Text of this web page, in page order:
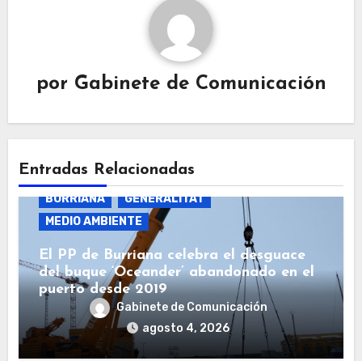
por Gabinete de Comunicación
Entradas Relacionadas
BURRIANA
GENERALITAT
MEDIO AMBIENTE
El PP de Burriana celebra el desguace
del buque ‘Oceander’ abandonado en el
puerto desde 2019
Gabinete de Comunicación
agosto 4, 2026